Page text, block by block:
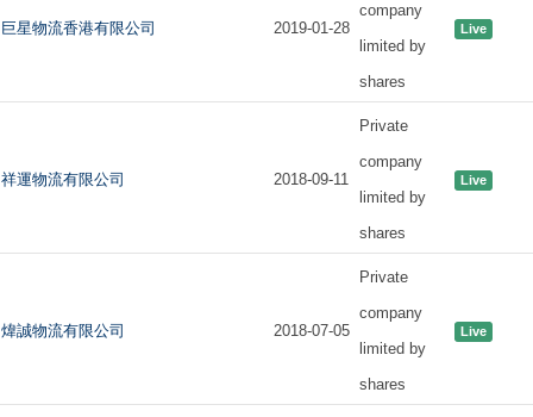
巨星物流香港有限公司 2019-01-28
company
limited by
shares
Live
祥運物流有限公司 2018-09-11
Private
company
limited by
shares
Live
煒誠物流有限公司 2018-07-05
Private
company
limited by
shares
Live